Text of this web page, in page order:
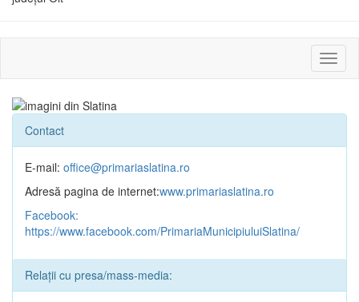
sau
Contact
E-mail: office@primariaslatina.ro
Adresă pagina de internet:www.primariaslatina.ro
Facebook:
https://www.facebook.com/PrimariaMunicipiuluiSlatina/
Relații cu presa/mass-media: